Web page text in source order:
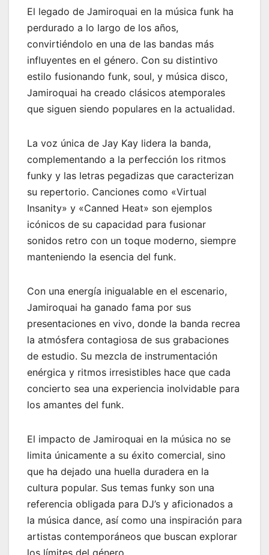
El legado de Jamiroquai en la música funk ha
perdurado a lo largo de los años,
convirtiéndolo en una de las bandas más
influyentes en el género. Con su distintivo
estilo fusionando funk, soul, y música disco,
Jamiroquai ha creado clásicos atemporales
que siguen siendo populares en la actualidad.
La voz única de Jay Kay lidera la banda,
complementando a la perfección los ritmos
funky y las letras pegadizas que caracterizan
su repertorio. Canciones como «Virtual
Insanity» y «Canned Heat» son ejemplos
icónicos de su capacidad para fusionar
sonidos retro con un toque moderno, siempre
manteniendo la esencia del funk.
Con una energía inigualable en el escenario,
Jamiroquai ha ganado fama por sus
presentaciones en vivo, donde la banda recrea
la atmósfera contagiosa de sus grabaciones
de estudio. Su mezcla de instrumentación
enérgica y ritmos irresistibles hace que cada
concierto sea una experiencia inolvidable para
los amantes del funk.
El impacto de Jamiroquai en la música no se
limita únicamente a su éxito comercial, sino
que ha dejado una huella duradera en la
cultura popular. Sus temas funky son una
referencia obligada para DJ’s y aficionados a
la música dance, así como una inspiración para
artistas contemporáneos que buscan explorar